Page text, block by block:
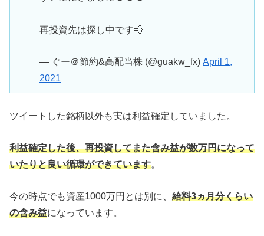
再投資先は探し中です💨
— ぐー＠節約&高配当株 (@guakw_fx) April 1,
2021
ツイートした銘柄以外も実は利益確定していました。
利益確定した後、再投資してまた含み益が数万円になって
いたりと良い循環ができています。
今の時点でも資産1000万円とは別に、 給料3ヵ月分くらい
の含み益になっています。